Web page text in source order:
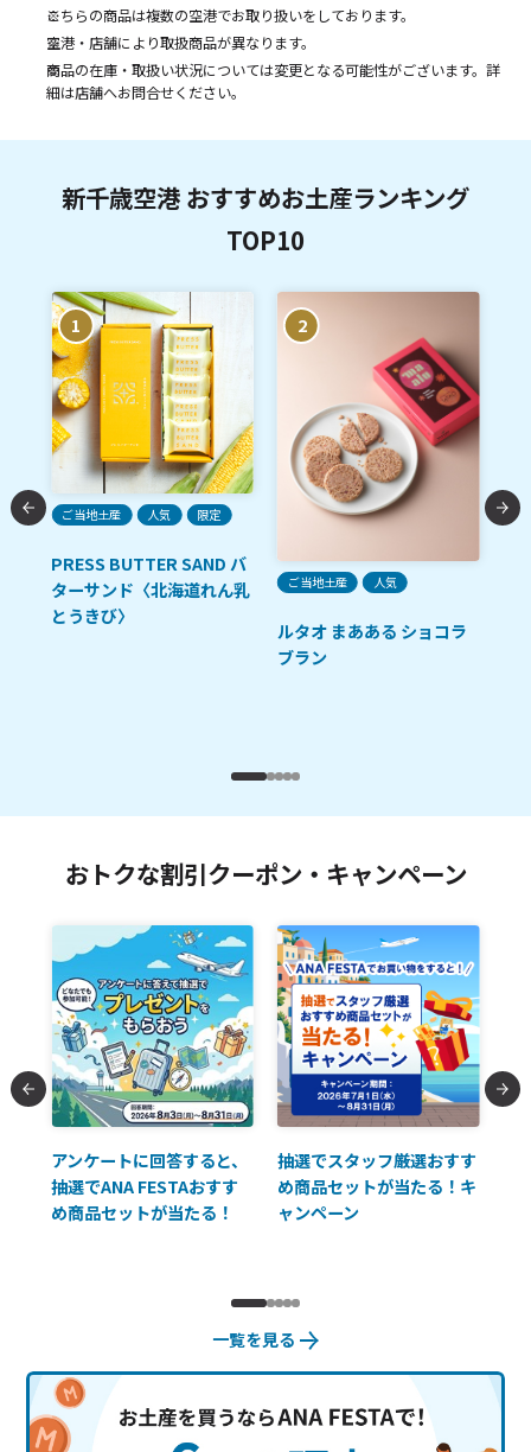
こちらの商品は複数の空港でお取り扱いをしております。
空港・店舗により取扱商品が異なります。
商品の在庫・取扱い状況については変更となる可能性がございます。詳
細は店舗へお問合せください。
新千歳空港 おすすめお土産ランキング
TOP10
1
ご当地土産 人気 限定
PRESS BUTTER SAND バ
ターサンド〈北海道れん乳
とうきび〉
2
ご当地土産 人気
ルタオ まあある ショコラ
ブラン
おトクな割引クーポン・キャンペーン
アンケートに回答すると、
抽選でANA FESTAおすす
め商品セットが当たる！
抽選でスタッフ厳選おすす
め商品セットが当たる！キ
ャンペーン
一覧を見る